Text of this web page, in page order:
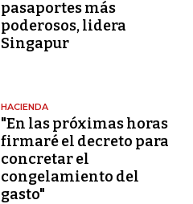
pasaportes más
poderosos, lidera
Singapur
HACIENDA
"En las próximas horas
firmaré el decreto para
concretar el
congelamiento del
gasto"